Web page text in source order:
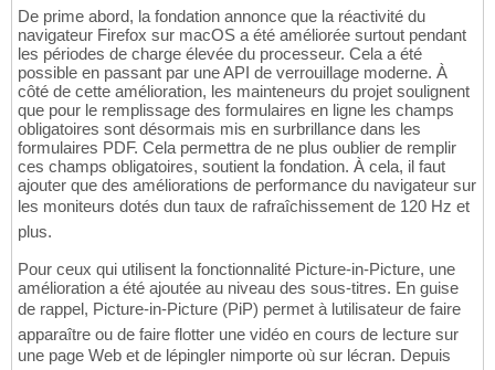
De prime abord, la fondation annonce que la réactivité du
navigateur Firefox sur macOS a été améliorée surtout pendant
les périodes de charge élevée du processeur. Cela a été
possible en passant par une API de verrouillage moderne. À
côté de cette amélioration, les mainteneurs du projet soulignent
que pour le remplissage des formulaires en ligne les champs
obligatoires sont désormais mis en surbrillance dans les
formulaires PDF. Cela permettra de ne plus oublier de remplir
ces champs obligatoires, soutient la fondation. À cela, il faut
ajouter que des améliorations de performance du navigateur sur
les moniteurs dotés dun taux de rafraîchissement de 120 Hz et
plus.
Pour ceux qui utilisent la fonctionnalité Picture-in-Picture, une
amélioration a été ajoutée au niveau des sous-titres. En guise
de rappel, Picture-in-Picture (PiP) permet à lutilisateur de faire
apparaître ou de faire flotter une vidéo en cours de lecture sur
une page Web et de lépingler nimporte où sur lécran. Depuis